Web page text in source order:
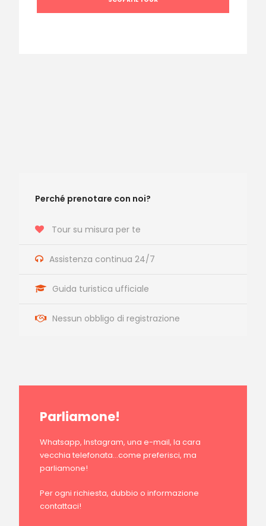
Perché prenotare con noi?
Tour su misura per te
Assistenza continua 24/7
Guida turistica ufficiale
Nessun obbligo di registrazione
Parliamone!
Whatsapp, Instagram, una e-mail, la cara
vecchia telefonata…come preferisci, ma
parliamone!
Per ogni richiesta, dubbio o informazione
contattaci!